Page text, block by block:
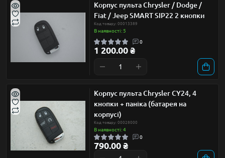
Корпус пульта Chrysler / Dodge /
Fiat / Jeep SMART SIP22 2 кнопки
Код товару: 00013389
В наявності: 5
0
1 200.00 ₴
Корпус пульта Chrysler CY24, 4
кнопки + паніка (батарея на
корпусі)
Код товару: 00028000
В наявності: 4
0
790.00 ₴